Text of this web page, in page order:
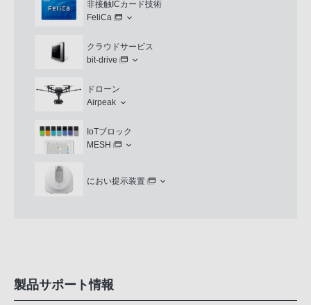
非接触ICカード技術
FeliCa
クラウドサービス
bit-drive
ドローン
Airpeak
IoTブロック
MESH
におい提示装置
製品サポート情報